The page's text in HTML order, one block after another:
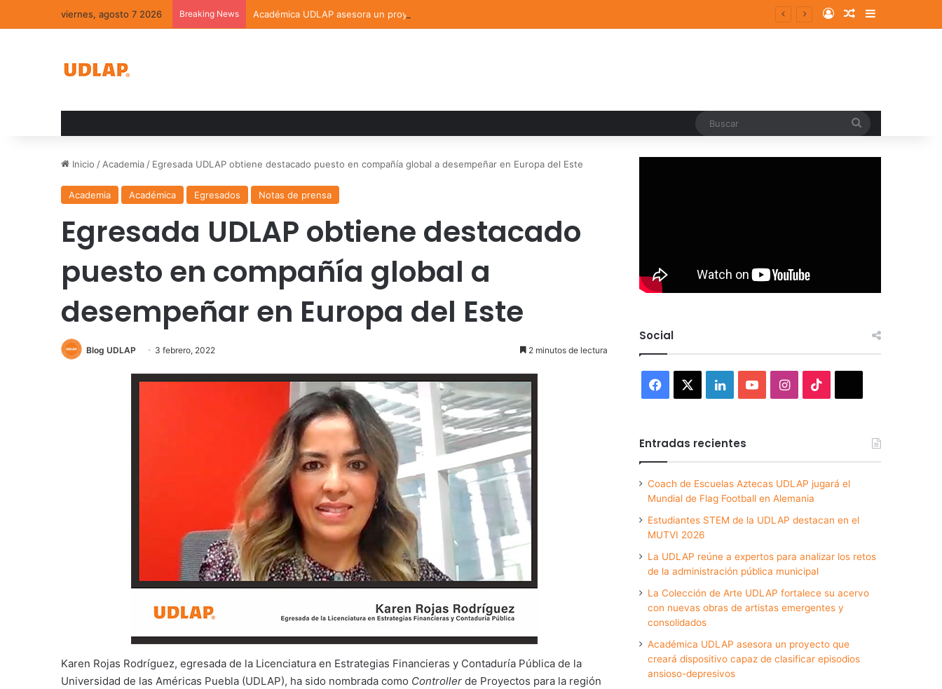
viernes, agosto 7 2026 Breaking News Académica UDLAP asesora un proyecto que creará dispositivo capaz de clasificar episodios ansioso-depresivos Log InRandom Article
Sidebar
Inicio / Academia / Egresada UDLAP obtiene destacado puesto en compañía global a desempeñar en Europa del Este
Academia Académica Egresados Notas de prensa
Egresada UDLAP obtiene destacado
puesto en compañía global a
desempeñar en Europa del Este
Blog UDLAP 3 febrero, 2022 2 minutos de lectura
Karen Rojas Rodríguez, egresada de la Licenciatura en Estrategias Financieras y Contaduría Pública de la
Universidad de las Américas Puebla (UDLAP), ha sido nombrada como Controller de Proyectos para la región
Social
Facebook LinkedInYouTubeInstagram
Entradas recientes
Coach de Escuelas Aztecas UDLAP jugará el
Mundial de Flag Football en Alemania
Estudiantes STEM de la UDLAP destacan en el
MUTVI 2026
La UDLAP reúne a expertos para analizar los retos
de la administración pública municipal
La Colección de Arte UDLAP fortalece su acervo
con nuevas obras de artistas emergentes y
consolidados
Académica UDLAP asesora un proyecto que
creará dispositivo capaz de clasificar episodios
ansioso-depresivos